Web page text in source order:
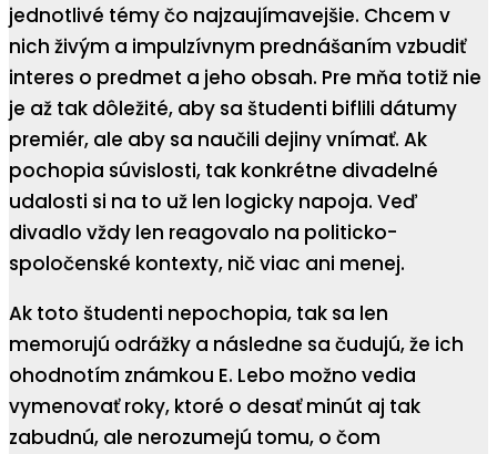
jednotlivé témy čo najzaujímavejšie. Chcem v
nich živým a impulzívnym prednášaním vzbudiť
interes o predmet a jeho obsah. Pre mňa totiž nie
je až tak dôležité, aby sa študenti biflili dátumy
premiér, ale aby sa naučili dejiny vnímať. Ak
pochopia súvislosti, tak konkrétne divadelné
udalosti si na to už len logicky napoja. Veď
divadlo vždy len reagovalo na politicko-
spoločenské kontexty, nič viac ani menej.
Ak toto študenti nepochopia, tak sa len
memorujú odrážky a následne sa čudujú, že ich
ohodnotím známkou E. Lebo možno vedia
vymenovať roky, ktoré o desať minút aj tak
zabudnú, ale nerozumejú tomu, o čom